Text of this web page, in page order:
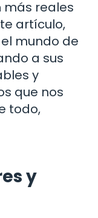
reales
artículo,
mundo de
a sus
y
que nos
todo,
y